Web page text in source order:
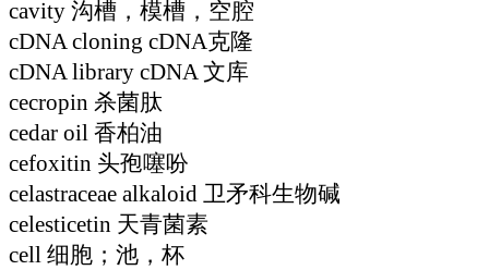
cavity 沟槽，模槽，空腔
cDNA cloning cDNA克隆
cDNA library cDNA 文库
cecropin 杀菌肽
cedar oil 香柏油
cefoxitin 头孢噻吩
celastraceae alkaloid 卫矛科生物碱
celesticetin 天青菌素
cell 细胞；池，杯